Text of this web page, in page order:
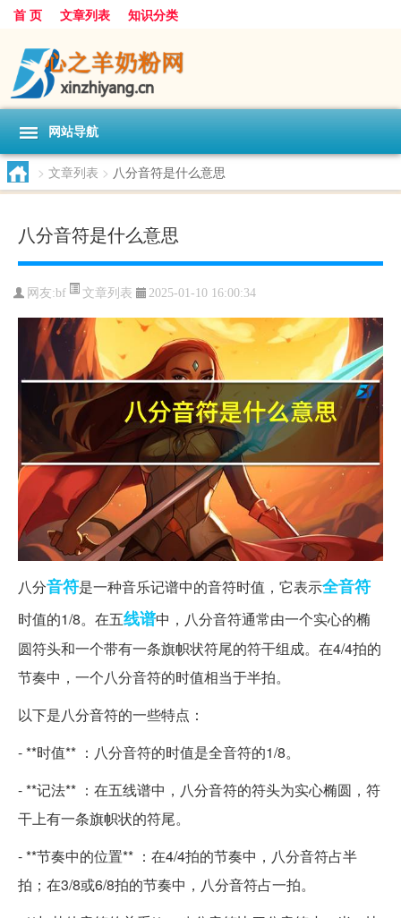
首 页 文章列表 知识分类
网站导航
> 文章列表 > 八分音符是什么意思
八分音符是什么意思
网友:bf 文章列表 2025-01-10 16:00:34
八分音符是一种音乐记谱中的音符时值，它表示全音符
时值的1/8。在五线谱中，八分音符通常由一个实心的椭
圆符头和一个带有一条旗帜状符尾的符干组成。在4/4拍的
节奏中，一个八分音符的时值相当于半拍。
以下是八分音符的一些特点：
- **时值** ：八分音符的时值是全音符的1/8。
- **记法** ：在五线谱中，八分音符的符头为实心椭圆，符
干上有一条旗帜状的符尾。
- **节奏中的位置** ：在4/4拍的节奏中，八分音符占半
拍；在3/8或6/8拍的节奏中，八分音符占一拍。